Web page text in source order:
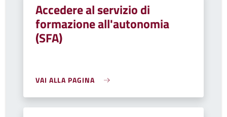
Accedere al servizio di
formazione all'autonomia
(SFA)
VAI ALLA PAGINA